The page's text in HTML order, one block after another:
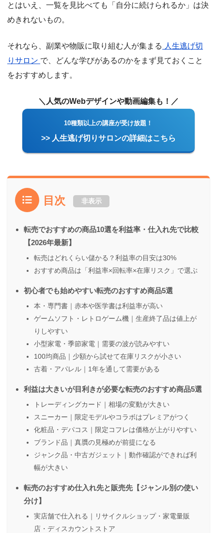
とはいえ、一覧を見比べても「自分に続けられるか」は決
めきれないもの。
それなら、副業や物販に取り組む人が集まる 人生逃げ切
りサロン で、どんな学びがあるのかをまず見ておくこと
をおすすめします。
＼人気のWebデザインや動画編集も！／
10種類以上の講座が受け放題！
>> 人生逃げ切りサロンの詳細はこちら
目次 非表示
転売でおすすめの商品10選を利益率・仕入れ先で比較
【2026年最新】
転売はどれくらい儲かる？利益率の目安は30%
おすすめ商品は「利益率×回転率×在庫リスク」で選ぶ
初心者でも始めやすい転売のおすすめ商品5選
本・専門書｜赤本や医学書は利益率が高い
ゲームソフト・レトロゲーム機｜生産終了品は値上が
りしやすい
小型家電・季節家電｜需要の波が読みやすい
100均商品｜少額から試せて在庫リスクが小さい
古着・アパレル｜1年を通して需要がある
利益は大きいが目利きが必要な転売のおすすめ商品5選
トレーディングカード｜相場の変動が大きい
スニーカー｜限定モデルやコラボはプレミアがつく
化粧品・デパコス｜限定コフレは価格が上がりやすい
ブランド品｜真贋の見極めが前提になる
ジャンク品・中古ガジェット｜動作確認ができれば利
幅が大きい
転売のおすすめ仕入れ先と販売先【ジャンル別の使い
分け】
実店舗で仕入れる｜リサイクルショップ・家電量販
店・ディスカウントストア